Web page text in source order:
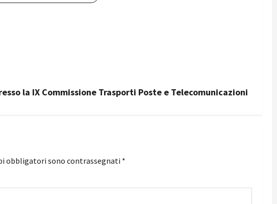
la IX Commissione Trasporti Poste e Telecomunicazioni
obbligatori sono contrassegnati *